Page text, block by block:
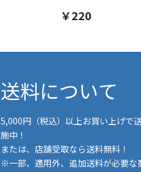
￥220
送料について
5,000円（税込）以上お買い上げで
施中！
または、店舗受取なら送料無料！
※一部、適用外、追加送料が必要な